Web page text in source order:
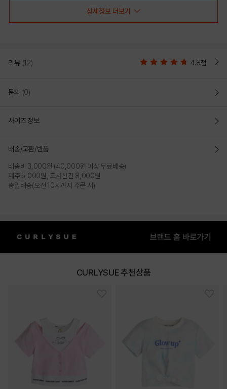
상세정보 더보기
리뷰 (12) 4.8점
문의 (0)
사이즈 정보
배송/교환/반품
배송비 3,000원 (40,000원 이상 무료배송)
제주 5,000원, 도서산간 8,000원
총알배송(오전 10시까지 주문 시)
CURLYSUE 추천상품